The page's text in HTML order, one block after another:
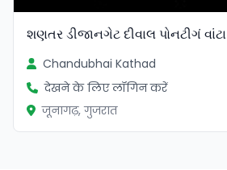
શણતર ડીજાનગેટ દીવાલ પોનટીગં વાંટા
Chandubhai Kathad
देखने के लिए लॉगिन करें
जूनागढ़, गुजरात